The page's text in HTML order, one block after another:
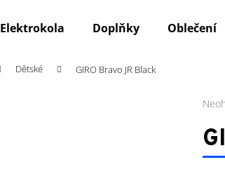
Elektrokola Doplňky Oblečení
Dětské GIRO Bravo JR Black
je
0,0
Co potřebujete najít?